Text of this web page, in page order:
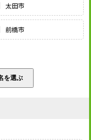
太田市
前橋市